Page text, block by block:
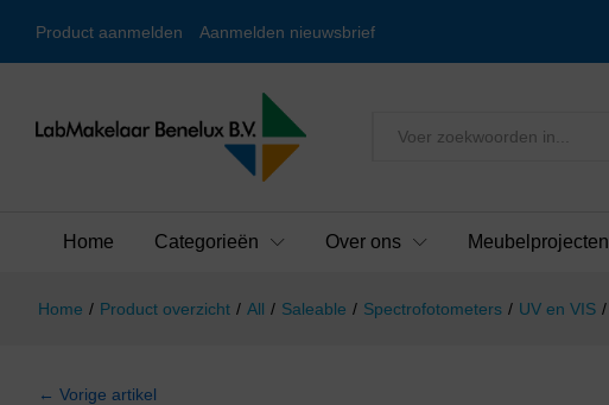
Product aanmelden Aanmelden nieuwsbrief
Alles
Home Categorieën Over ons Meubelprojecten
Home / Product overzicht / All / Saleable / Spectrofotometers / UV en VIS /
← Vorige artikel